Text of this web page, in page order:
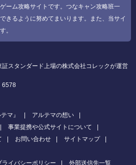
ーム攻略サイトです。つなキャン攻略班一
きるように努めてまいります。また、当サイ
。
証スタンダード上場の株式会社コレックが運営
6578
マ』
アルテマの想い
事業提携や公式サイトについて
お問い合わせ
サイトマップ
ライバシーポリシー 外部送信先一覧